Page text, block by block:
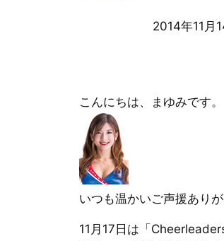
2014年11月
こんにちは、まゆみです。
いつも温かいご声援ありが
11月17日は「